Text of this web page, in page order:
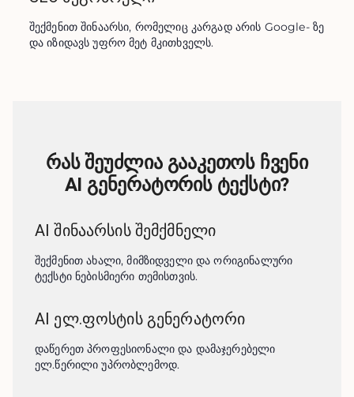
შექმენით შინაარსი, რომელიც კარგად არის Google- ზე
და იზიდავს უფრო მეტ მკითხველს.
რას შეუძლია გააკეთოს ჩვენი
AI გენერატორის ტექსტი?
AI შინაარსის შემქმნელი
შექმენით ახალი, მიმზიდველი და ორიგინალური
ტექსტი ნებისმიერი თემისთვის.
AI ელ.ფოსტის გენერატორი
დაწერეთ პროფესიონალი და დამაჯერებელი
ელ.წერილი უპრობლემოდ.